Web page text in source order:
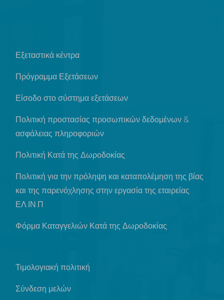
Εξεταστικά κέντρα
Πρόγραμμα Εξετάσεων
Είσοδο στο σύστημα εξετάσεων
Πολιτική προστασίας προσωπικών δεδομένων &
ασφάλειας πληροφοριών
Πολιτική Κατά της Δωροδοκίας
Πολιτική για την πρόληψη και καταπολέμηση της βίας
και της παρενόχλησης στην εργασία της εταιρείας
ΕΛ.ΙΝ.Π
Φόρμα Καταγγελιών Κατά της Δωροδοκίας
Τιμολογιακή πολιτική
Σύνδεση μελών